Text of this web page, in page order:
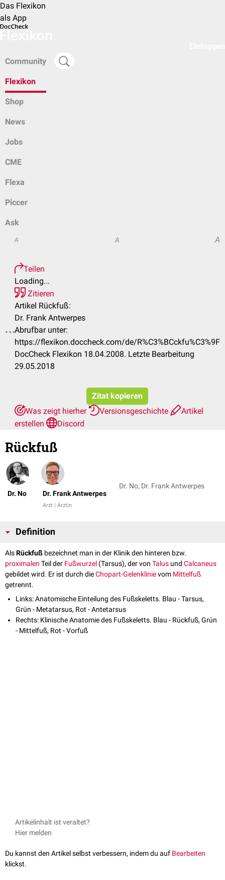
Das Flexikon
als App
Community
Flexikon
Shop
News
Jobs
CME
Flexa
Piccer
Ask
A A A
Teilen
Loading...
Zitieren
Artikel Rückfuß:
Dr. Frank Antwerpes
Abrufbar unter:
https://flexikon.doccheck.com/de/R%C3%BCckfu%C3%9F
DocCheck Flexikon 18.04.2008. Letzte Bearbeitung
29.05.2018
Zitat kopieren
Was zeigt hierher
Versionsgeschichte
Artikel
erstellen
Discord
Rückfuß
Dr. No Dr. Frank Antwerpes
Arzt | Ärztin
Dr. No, Dr. Frank Antwerpes
Definition
AlsRückfuß bezeichnet man in der Klinik den hinteren bzw.
proximalen Teil der Fußwurzel (Tarsus), der von Talus und Calcaneus
gebildet wird. Er ist durch dieChopart-Gelenklinievom Mittelfuß
getrennt.
Links: Anatomische Einteilung des Fußskeletts. Blau - Tarsus,
Grün - Metatarsus, Rot - Antetarsus
Rechts: Klinische Anatomie des Fußskeletts. Blau - Rückfuß, Grün
- Mittelfuß, Rot - Vorfuß
Artikelinhalt ist veraltet?
Hier melden
Du kannst den Artikel selbst verbessern, indem du auf Bearbeiten
klickst.